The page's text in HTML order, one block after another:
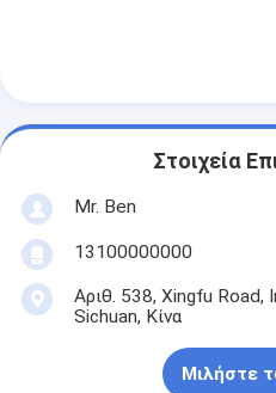
Στοιχεία
Mr. Ben
13100000000
Αριθ. 538, Xingfu Road,
Sichuan, Κίνα
Μιλήστε